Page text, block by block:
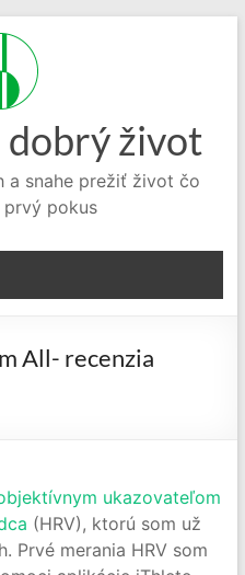
dobrý život
a snahe prežiť život čo
prvý pokus
All- recenzia
ukazovateľom
(HRV), ktorú som už
Prvé merania HRV som